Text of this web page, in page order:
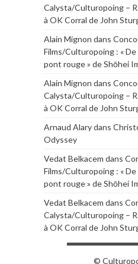
Calysta/Culturopoing –
à OK Corral de John
Alain Mignon dans
Films/Culturopoing : « De
pont rouge » de Shōhei
Alain Mignon dans
Calysta/Culturopoing –
à OK Corral de John
Arnaud Alarydans
Odyssey
Vedat Belkacem dans
Films/Culturopoing : « De
pont rouge » de Shōhei
Vedat Belkacem dans
Calysta/Culturopoing –
à OK Corral de John
©